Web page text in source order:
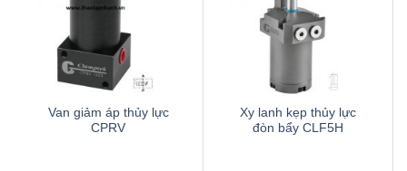
Van giảm áp thủy lực
CPRV
Xy lanh kẹp thủy lực
đòn bẩy CLF5H